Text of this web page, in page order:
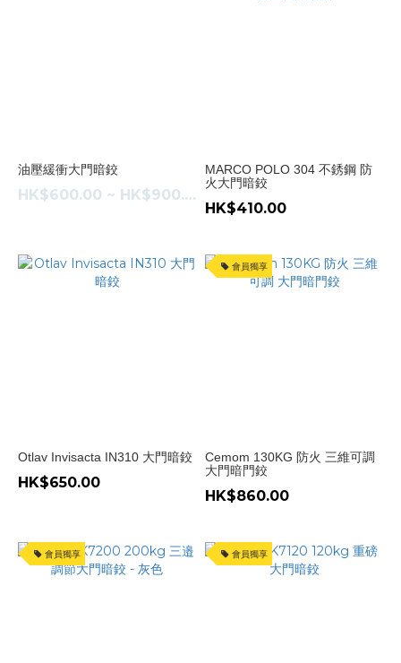
油壓緩衝大門暗鉸
HK$600.00 ~ HK$900.00
MARCO POLO 304 不銹鋼 防
火大門暗鉸
HK$410.00
Otlav Invisacta IN310 大門暗鉸
HK$650.00
會員獨享
Cemom 130KG 防火 三維可調
大門暗門鉸
HK$860.00
會員獨享 會員獨享